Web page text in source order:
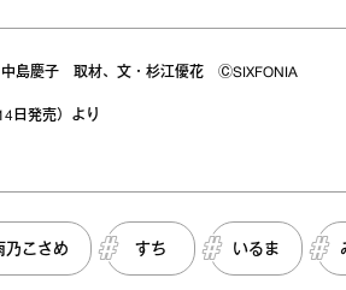
島慶子 取材、文・杉江優花 ⒸSIXFONIA
日発売）より
乃こさめ すち いるま